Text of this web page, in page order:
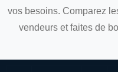
vos besoins. Comparez
vendeurs et faites de